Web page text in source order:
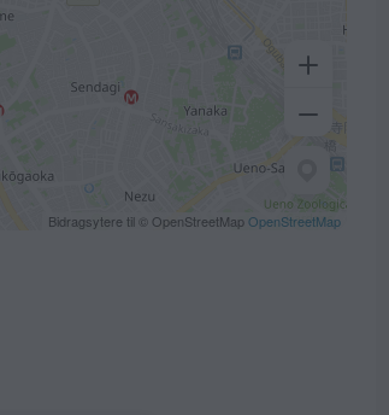
Bidragsytere til © OpenStreetMapOpenStreetMap